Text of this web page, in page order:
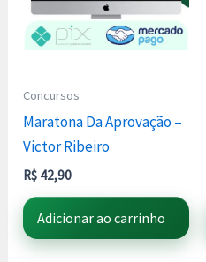
Concursos
Maratona Da Aprovação –
Victor Ribeiro
R$ 42,90
Adicionar ao carrinho